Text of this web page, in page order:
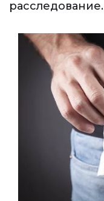
расследование.